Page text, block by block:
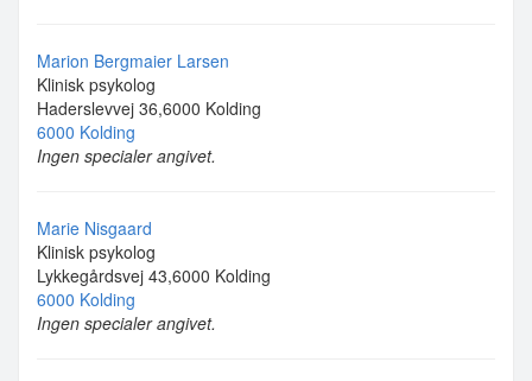
Marion Bergmaier Larsen
Klinisk psykolog
Haderslevvej 36,6000 Kolding
6000 Kolding
Ingen specialer angivet.
Marie Nisgaard
Klinisk psykolog
Lykkegårdsvej 43,6000 Kolding
6000 Kolding
Ingen specialer angivet.